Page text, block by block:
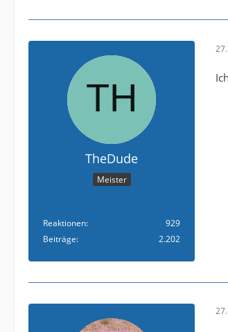
TheDude
Meister
Reaktionen
929
Beiträge
2.202